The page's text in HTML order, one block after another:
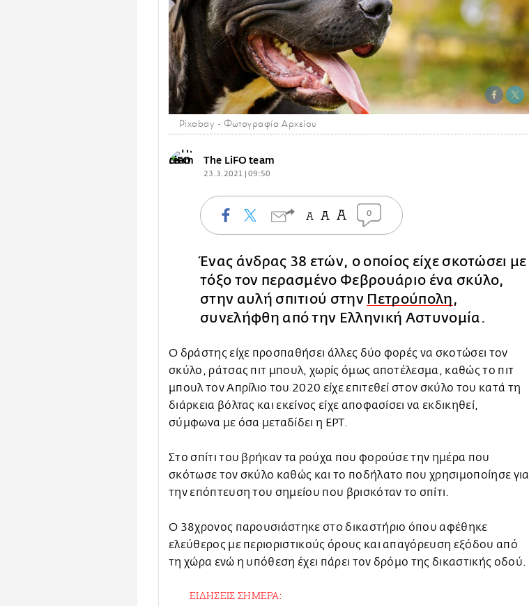
Pixabay - Φωτογραφία Αρχείου
The LiFO team
23.3.2021 | 09:50
0
Ένας άνδρας 38 ετών, ο οποίος είχε σκοτώσει με
τόξο τον περασμένο Φεβρουάριο ένα σκύλο,
στην αυλή σπιτιού στην Πετρούπολη,
συνελήφθη από την Ελληνική Αστυνομία.
Ο δράστης είχε προσπαθήσει άλλες δύο φορές να σκοτώσει τον
σκύλο, ράτσας πιτ μπουλ, χωρίς όμως αποτέλεσμα, καθώς το πιτ
μπουλ τον Απρίλιο του 2020 είχε επιτεθεί στον σκύλο του κατά τη
διάρκεια βόλτας και εκείνος είχε αποφασίσει να εκδικηθεί,
σύμφωνα με όσα μεταδίδει η ΕΡΤ.
Στο σπίτι του βρήκαν τα ρούχα που φορούσε την ημέρα που
σκότωσε τον σκύλο καθώς και το ποδήλατο που χρησιμοποίησε για
την επόπτευση του σημείου που βρισκόταν το σπίτι.
Ο 38χρονος παρουσιάστηκε στο δικαστήριο όπου αφέθηκε
ελεύθερος με περιοριστικούς όρους και απαγόρευση εξόδου από
τη χώρα ενώ η υπόθεση έχει πάρει τον δρόμο της δικαστικής οδού.
ΕΙΔΗΣΕΙΣ ΣΗΜΕΡΑ: